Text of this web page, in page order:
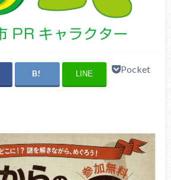
LINE Pocket